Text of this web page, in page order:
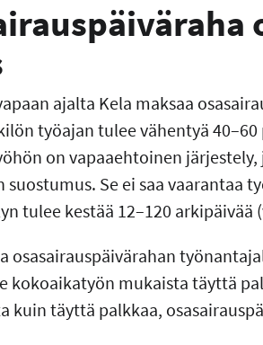
ajalta Kela maksaa
työajan tulee vähentyä
on vapaaehtoinen
suostumus. Se ei saa vaarantaa
tulee kestää 12–120 arkipäivää
osasairauspäivärahan
kokoaikatyön mukaista täyttä
kuin täyttä palkkaa,